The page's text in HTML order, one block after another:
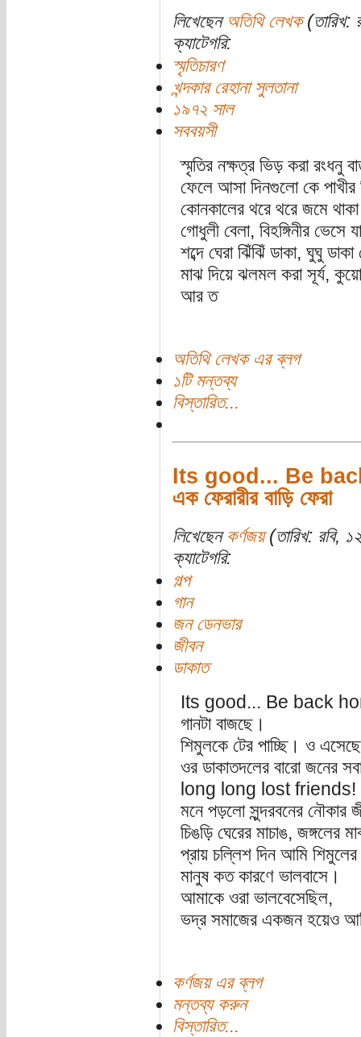
লিখেছেন অতিথি লেখক(তারিখ:
ক্যাটেগরি:
স্মৃতিচারণ
খন্দকার রেহানা সুলতানা
১৯৭২ সাল
সববয়সী
স্মৃতির নক্ষত্র ভিড় করা রংধনু
ফেলে আসা দিনগুলো কে
কোনকালের থরে থরে জমে
গোধুলী বেলা, বিহঙ্গিনীর ভেসে
শব্দে ঘেরা ঝিঁঝিঁ ডাকা, ঘুঘু
মাঝ দিয়ে ঝলমল করা সূর্য,
আর ত
অতিথি লেখক এর ব্লগ
১টি মন্তব্য
বিস্তারিত...
Its good... Be back
এক ফেরারীর বাড়ি ফেরা
লিখেছেন কর্ণজয়(তারিখ: রবি,
ক্যাটেগরি:
গল্প
গান
জন ডেনভার
জীবন
ডাকাত
Its good... Be back
গানটা বাজছে।
শিমুলকে টের পাচ্ছি। ও
ওর ডাকাতদলের বারো জনের
long long lost friends!
মনে পড়লো সুন্দরবনের নৌকার
চিঙড়ি ঘেরের মাচাঙ, জঙ্গলের
প্রায় চল্লিশ দিন আমি
মানুষ কত কারণে ভালবাসে।
আমাকে ওরা ভালবেসেছিল,
ভদ্র সমাজের একজন হয়েও
কর্ণজয় এর ব্লগ
মন্তব্য করুন
বিস্তারিত...